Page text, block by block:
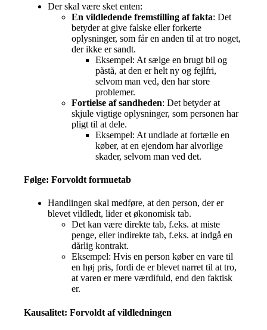
Der skal være sket enten:
En vildledende fremstilling af fakta: Det
betyder at give falske eller forkerte
oplysninger, som får en anden til at tro noget,
der ikke er sandt.
Eksempel: At sælge en brugt bil og
påstå, at den er helt ny og fejlfri,
selvom man ved, den har store
problemer.
Fortielse af sandheden: Det betyder at
skjule vigtige oplysninger, som personen har
pligt til at dele.
Eksempel: At undlade at fortælle en
køber, at en ejendom har alvorlige
skader, selvom man ved det.
Følge: Forvoldt formuetab
Handlingen skal medføre, at den person, der er
blevet vildledt, lider et økonomisk tab.
Det kan være direkte tab, f.eks. at miste
penge, eller indirekte tab, f.eks. at indgå en
dårlig kontrakt.
Eksempel: Hvis en person køber en vare til
en høj pris, fordi de er blevet narret til at tro,
at varen er mere værdifuld, end den faktisk
er.
Kausalitet: Forvoldt af vildledningen